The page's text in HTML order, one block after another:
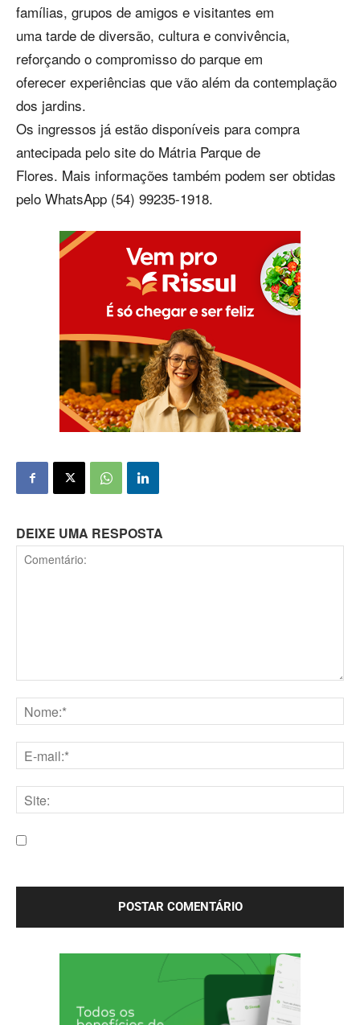
famílias, grupos de amigos e visitantes em
uma tarde de diversão, cultura e convivência,
reforçando o compromisso do parque em
oferecer experiências que vão além da contemplação
dos jardins.
Os ingressos já estão disponíveis para compra
antecipada pelo site do Mátria Parque de
Flores. Mais informações também podem ser obtidas
pelo WhatsApp (54) 99235-1918.
DEIXE UMA RESPOSTA
mail:*